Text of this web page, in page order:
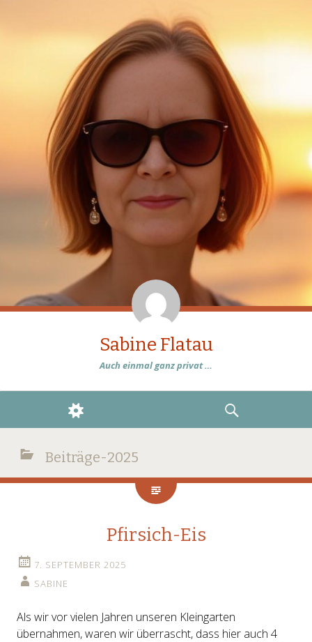
Sabine Flatau
Auch einmal ganz privat …
WIDGETS
SEARCH
Beiträge-2025
Pfirsich-Eis
7. SEPTEMBER 2025
SABINE
Als wir vor vielen Jahren unseren Kleingarten
übernahmen, waren wir überrascht, dass hier auch 4